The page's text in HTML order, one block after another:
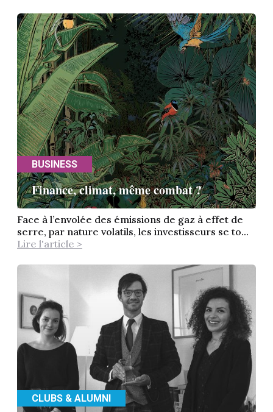
BUSINESS
Finance, climat, même combat ?
Face à l’envolée des émissions de gaz à effet de
serre, par nature volatils, les investisseurs se to...
Lire l'article >
CLUBS & ALUMNI